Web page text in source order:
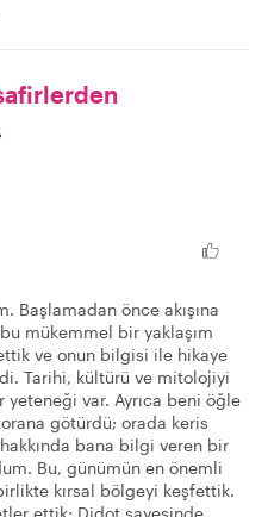
önce akışına
mükemmel bir yaklaşım
ve onun bilgisi ile hikaye
Tarihi, kültürü ve mitolojiyi
var. Ayrıca beni öğle
götürdü; orada keris
bana bilgi veren bir
Bu, günümün en önemli
kırsal bölgeyi keşfettik.
ettik; Didot sayesinde